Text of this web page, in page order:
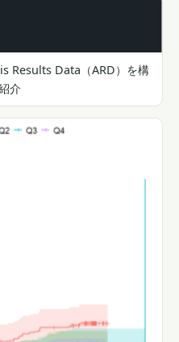
Results Data（ARD）を構
介